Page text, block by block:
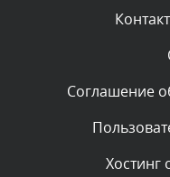
Комментарий
администратором.
Комментарий
Соглашение
Хостинг